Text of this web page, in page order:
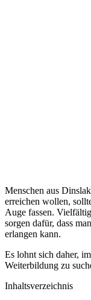
Menschen aus
erreichen wollen,
Auge fassen.
sorgen dafür, dass
erlangen kann.
Es lohnt sich daher,
Weiterbildung zu
Inhaltsverzeichnis